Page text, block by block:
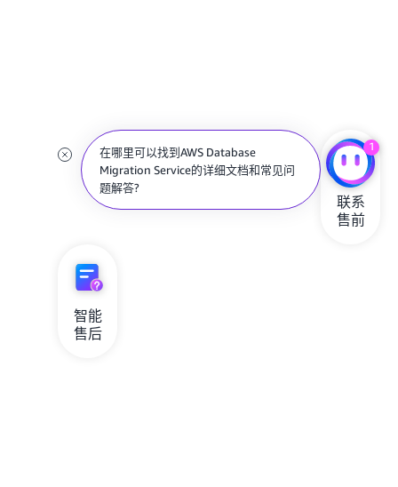
在哪里可以找到AWS Database
Migration Service的详细文档和常见问
题解答?
1
联系
售前
智能
售后